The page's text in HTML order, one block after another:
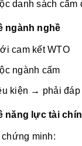
danh sách cấm
ngành nghề
cam kết WTO
ngành cấm
kiện → phải đáp
năng lực tài
minh: